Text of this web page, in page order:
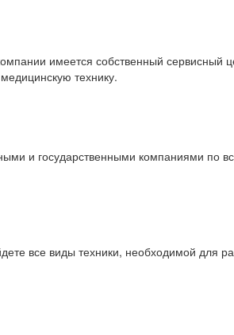
имеется собственный сервисный
технику.
и государственными компаниями по
все виды техники, необходимой для